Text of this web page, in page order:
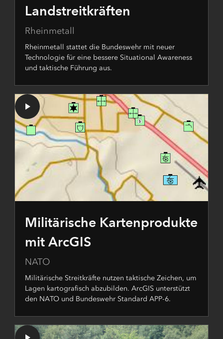
Landstreitkräften
Rheinmetall
Rheinmetall stattet die Bundeswehr mit neuer
Technologie für eine bessere Situational Awareness
und taktische Führung aus.
Militärische Kartenprodukte
mit ArcGIS
NATO
Militärische Streitkräfte nutzen taktische Zeichen, um
Lagen kartografisch abzubilden. ArcGIS unterstützt
den NATO und Bundeswehr Standard APP-6.